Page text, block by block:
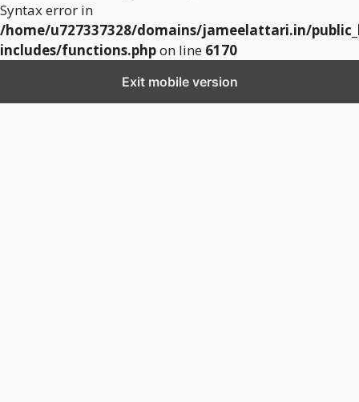
Syntax error in
/home/u727337328/domains/jameelattari.in/
includes/functions.phpon line 6170
Exit mobile version